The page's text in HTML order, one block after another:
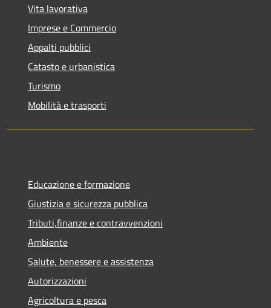
Vita lavorativa
Imprese e Commercio
Appalti pubblici
Catasto e urbanistica
Turismo
Mobilità e trasporti
Educazione e formazione
Giustizia e sicurezza pubblica
Tributi,finanze e contravvenzioni
Ambiente
Salute, benessere e assistenza
Autorizzazioni
Agricoltura e pesca